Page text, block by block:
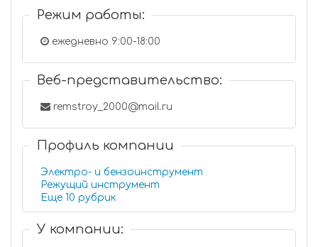
Режим работы:
ежедневно 9:00-18:00
Веб-представительство:
remstroy_2000@mail.ru
Профиль компании
Электро- и бензоинструмент
Режущий инструмент
Еще 10 рубрик
У компании: